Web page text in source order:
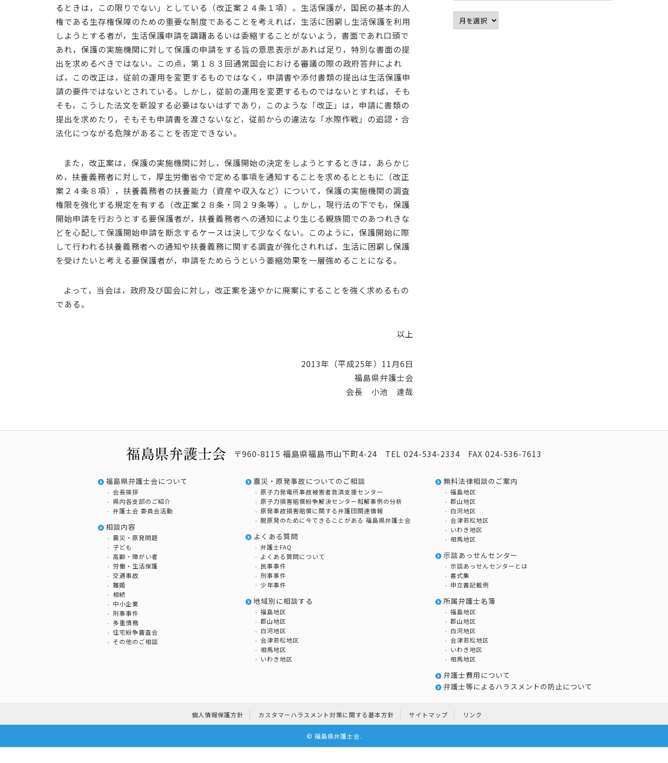
るときは，この限りでない」としている（改正案２４条１項）。生活保護が，国民の基本的人
権である生存権保障のための重要な制度であることを考えれば，生活に困窮し生活保護を利用
しようとする者が，生活保護申請を躊躇あるいは委縮することがないよう，書面であれ口頭で
あれ，保護の実施機関に対して保護の申請をする旨の意思表示があれば足り，特別な書面の提
出を求めるべきではない。この点，第１８３回通常国会における審議の際の政府答弁によれ
ば，この改正は，従前の運用を変更するものではなく，申請書や添付書類の提出は生活保護申
請の要件ではないとされている。しかし，従前の運用を変更するものではないとすれば，そも
そも，こうした法文を新設する必要はないはずであり，このような「改正」は，申請に書類の
提出を求めたり，そもそも申請書を渡さないなど，従前からの違法な「水際作戦」の追認・合
法化につながる危険があることを否定できない。
また，改正案は，保護の実施機関に対し，保護開始の決定をしようとするときは，あらかじ
め，扶養義務者に対して，厚生労働省令で定める事項を通知することを求めるとともに（改正
案２４条８項），扶養義務者の扶養能力（資産や収入など）について，保護の実施機関の調査
権限を強化する規定を有する（改正案２８条・同２９条等）。しかし，現行法の下でも，保護
開始申請を行おうとする要保護者が，扶養義務者への通知により生じる親族間でのあつれきな
どを心配して保護開始申請を断念するケースは決して少なくない。このように，保護開始に際
して行われる扶養義務者への通知や扶養義務に関する調査が強化されれば，生活に困窮し保護
を受けたいと考える要保護者が，申請をためらうという萎縮効果を一層強めることになる。
よって，当会は，政府及び国会に対し，改正案を速やかに廃案にすることを強く求めるもの
である。
以上
2013年（平成25年）11月6日
福島県弁護士会
会長 小池 達哉
〒960-8115 福島県福島市山下町4-24 TEL 024-534-2334 FAX 024-536-7613
福島県弁護士会について
会長挨拶
県内各支部のご紹介
弁護士会 委員会活動
相談内容
震災・原発問題
子ども
高齢・障がい者
労働・生活保護
交通事故
離婚
相続
中小企業
刑事事件
多重債務
住宅紛争審査会
その他のご相談
震災・原発事故についてのご相談
原子力発電所事故被害者救済支援センター
原子力損害賠償紛争解決センター和解事例の分析
原発事故損害賠償に関する弁護団関連情報
脱原発のために今できることがある 福島県弁護士会
よくある質問
弁護士FAQ
よくある質問について
民事事件
刑事事件
少年事件
地域別に相談する
福島地区
郡山地区
白河地区
会津若松地区
相馬地区
いわき地区
無料法律相談のご案内
福島地区
郡山地区
白河地区
会津若松地区
いわき地区
相馬地区
示談あっせんセンター
示談あっせんセンターとは
書式集
申立書記載例
所属弁護士名簿
福島地区
郡山地区
白河地区
会津若松地区
いわき地区
相馬地区
弁護士費用について
弁護士等によるハラスメントの防止について
個人情報保護方針 カスタマーハラスメント対策に関する基本方針 サイトマップ リンク
© 福島県弁護士会.